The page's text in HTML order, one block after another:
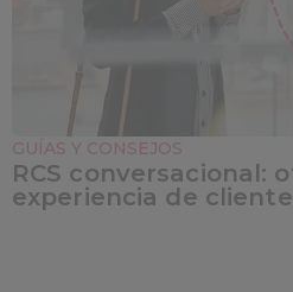
GUÍAS Y CONSEJOS
RCS conversacional:
experiencia de